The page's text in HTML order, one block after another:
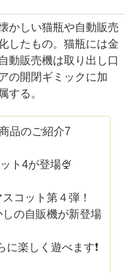
かしい猫瓶や自動販売
したもの。猫瓶には金
動販売機は取り出し口
の開閉ギミックに加
する。
品のご紹介7
ト4が登場🍨
コット第４弾！
の自販機が新登場
楽しく遊べます❗️